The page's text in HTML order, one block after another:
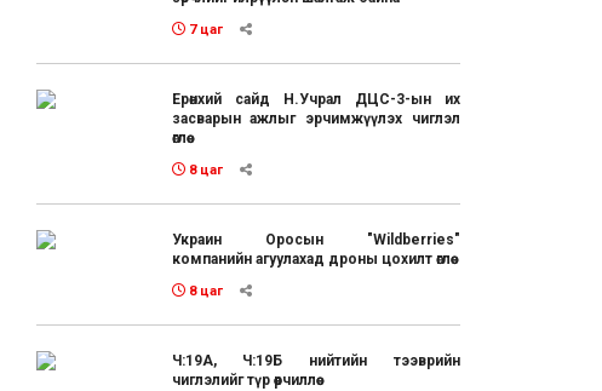
7 цаг
Ерөнхий сайд Н.Учрал ДЦС-3-ын их
засварын ажлыг эрчимжүүлэх чиглэл
өглөө
8 цаг
Украин Оросын "Wildberries"
компанийн агуулахад дроны цохилт өглөө
8 цаг
Ч:19А, Ч:19Б нийтийн тээврийн
чиглэлийг түр өөрчиллөө